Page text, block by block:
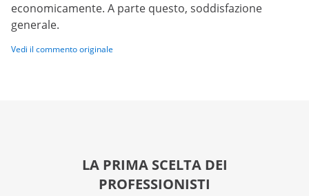
economicamente. A parte questo, soddisfazione
generale.
Vedi il commento originale
LA PRIMA SCELTA DEI
PROFESSIONISTI